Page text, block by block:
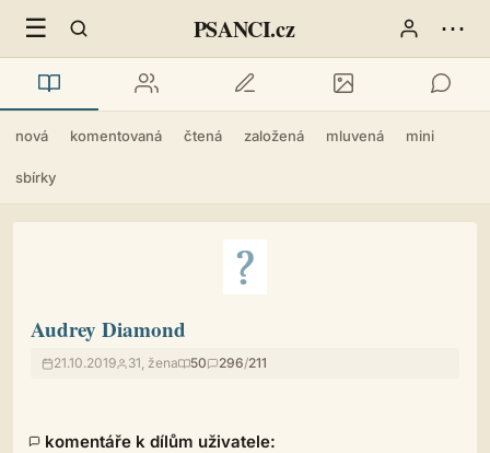
☰ PSANCI.cz ⋯
nová komentovaná čtená založená mluvená mini
sbírky
Audrey Diamond
21.10.2019 31, žena 50 296/211
komentáře k dílům uživatele: